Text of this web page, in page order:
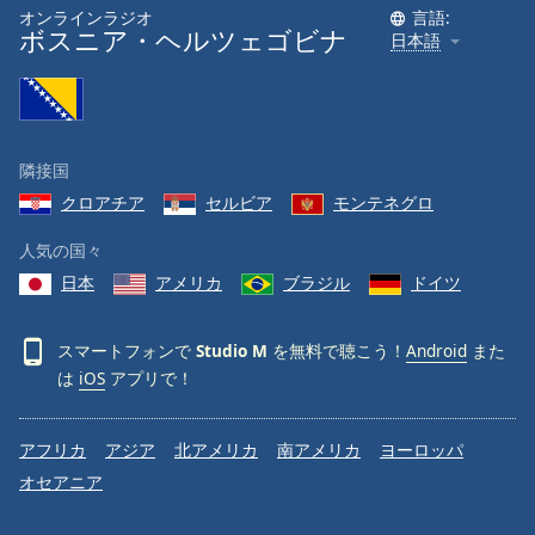
オンラインラジオ
ボスニア・ヘルツェゴビナ
言語:
日本語
隣接国
クロアチア
セルビア モンテネグロ
人気の国々
日本
アメリカ ブラジル ドイツ
スマートフォンで Studio M を無料で聴こう！ Android また
は iOS アプリで！
アフリカ アジア 北アメリカ 南アメリカ
ヨーロッパ
オセアニア